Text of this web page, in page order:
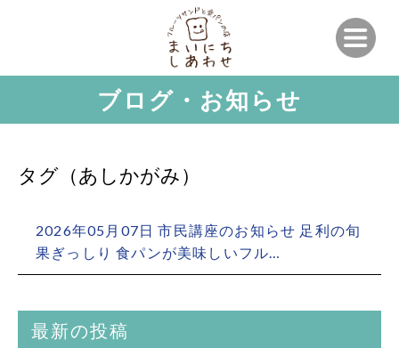
ブログ・お知らせ
タグ（あしかがみ）
2026年05月07日 市民講座のお知らせ 足利の旬
果ぎっしり 食パンが美味しいフル…
最新の投稿